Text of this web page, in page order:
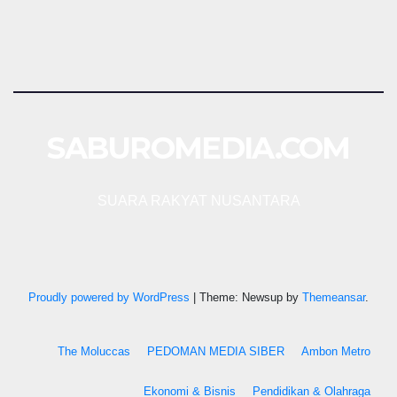
Proudly powered by WordPress Theme: Newsup by Themeansar.
The Moluccas PEDOMAN MEDIA SIBER Ambon Metro
Ekonomi & Bisnis Pendidikan & Olahraga